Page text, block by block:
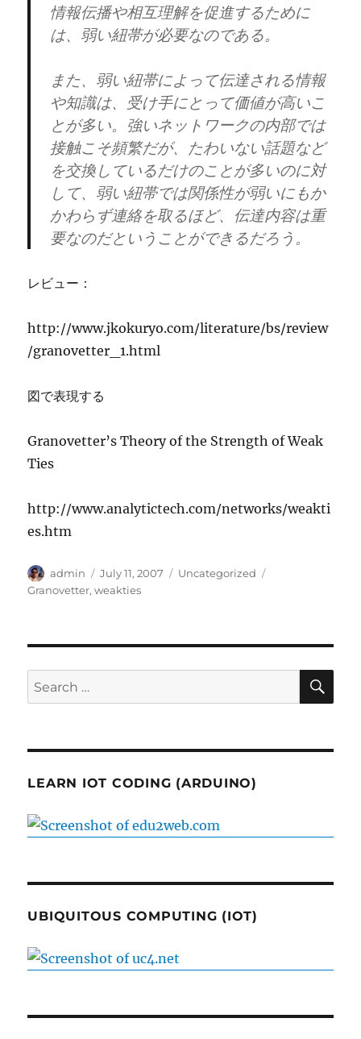
情報伝播や相互理解を促進するために
は、弱い紐帯が必要なのである。
また、弱い紐帯によって伝達される情報
や知識は、受け手にとって価値が高いこ
とが多い。強いネットワークの内部では
接触こそ頻繁だが、たわいない話題など
を交換しているだけのことが多いのに対
して、弱い紐帯では関係性が弱いにもか
かわらず連絡を取るほど、伝達内容は重
要なのだということができるだろう。
レビュー：
http://www.jkokuryo.com/literature/bs/review
/granovetter_1.html
図で表現する
Granovetter’s Theory of the Strength of Weak
Ties
http://www.analytictech.com/networks/weakti
es.htm
Author
admin
Posted
on
July 11, 2007 Categories
Uncategorized
Granovetter,weakties
Search
for:
LEARN IOT CODING (ARDUINO)
UBIQUITOUS COMPUTING (IOT)